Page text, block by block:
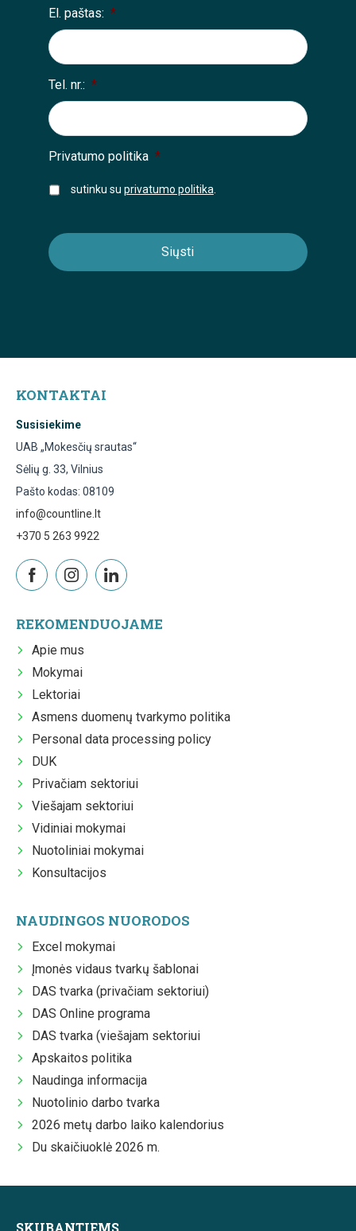
El. paštas: *
Tel. nr.: *
Privatumo politika *
sutinku su privatumo politika
KONTAKTAI
Susisiekime
UAB „Mokesčių srautas“
Sėlių g. 33, Vilnius
Pašto kodas: 08109
info@countline.lt
+370 5 263 9922
REKOMENDUOJAME
Apie mus
Mokymai
Lektoriai
Asmens duomenų tvarkymo politika
Personal data processing policy
DUK
Privačiam sektoriui
Viešajam sektoriui
Vidiniai mokymai
Nuotoliniai mokymai
Konsultacijos
NAUDINGOS NUORODOS
Excel mokymai
Įmonės vidaus tvarkų šablonai
DAS tvarka (privačiam sektoriui)
DAS Online programa
DAS tvarka (viešajam sektoriui
Apskaitos politika
Naudinga informacija
Nuotolinio darbo tvarka
2026 metų darbo laiko kalendorius
Du skaičiuoklė 2026 m.
SKUBANTIEMS